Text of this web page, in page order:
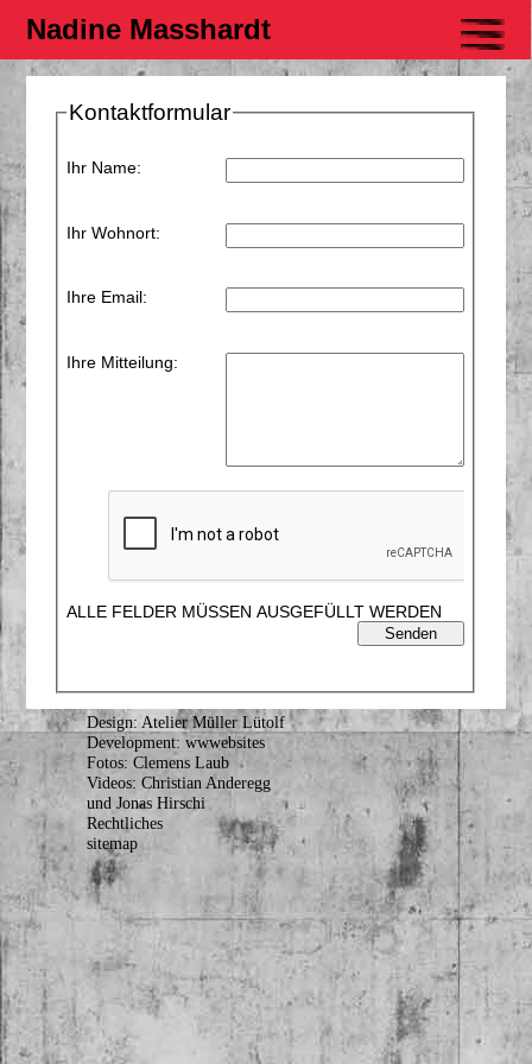
Nadine Masshardt
Kontaktformular
Ihr Name:
Ihr Wohnort:
Ihre Email:
Ihre Mitteilung:
ALLE FELDER MÜSSEN AUSGEFÜLLT WERDEN
Design: Atelier Müller Lütolf
Development: wwwebsites
Fotos: Clemens Laub
Videos: Christian Anderegg
und Jonas Hirschi
Rechtliches
sitemap